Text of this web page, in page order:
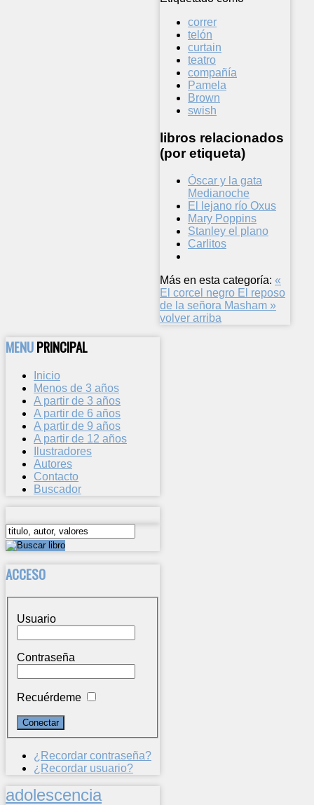
correr
telón
curtain
teatro
compañía
Pamela
Brown
swish
libros relacionados
(por etiqueta)
Óscar y la gata
Medianoche
El lejano río Oxus
Mary Poppins
Stanley el plano
Carlitos
Más en esta categoría: «
El corcel negro El reposo
de la señora Masham »
volver arriba
MENUPRINCIPAL
Inicio
Menos de 3 años
A partir de 3 años
A partir de 6 años
A partir de 9 años
A partir de 12 años
Ilustradores
Autores
Contacto
Buscador
ACCESO
Usuario
Contraseña
Recuérdeme
¿Recordar contraseña?
¿Recordar usuario?
adolescencia